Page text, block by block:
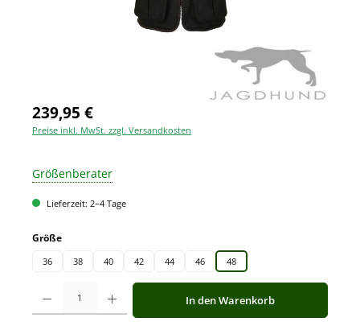
239,95 €
Preise inkl. MwSt. zzgl. Versandkosten
Größenberater
Lieferzeit: 2–4 Tage
Größeauswählen
36 38 40 42 44 46 48
Produkt Anzahl: Gib den gewünschten Wert ein oder benutze die
In den Warenkorb